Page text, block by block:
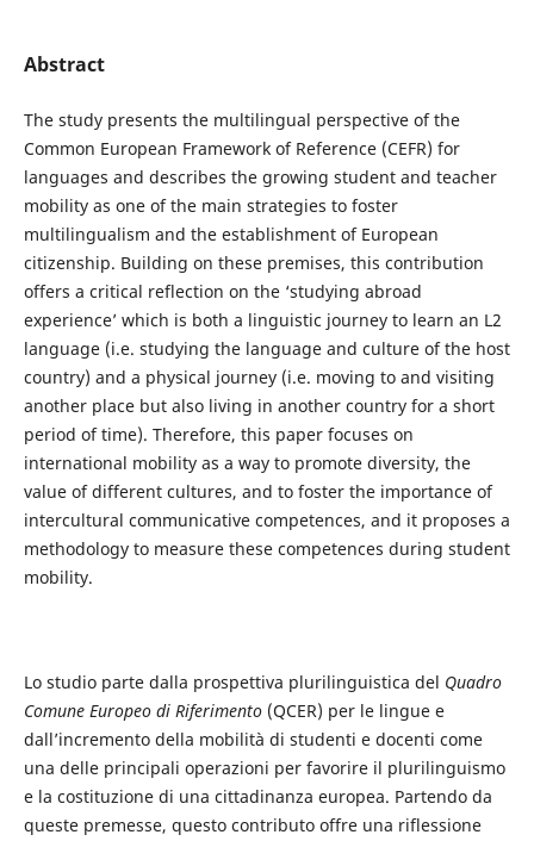
Abstract
The study presents the multilingual perspective of the
Common European Framework of Reference (CEFR) for
languages and describes the growing student and teacher
mobility as one of the main strategies to foster
multilingualism and the establishment of European
citizenship. Building on these premises, this contribution
offers a critical reflection on the ‘studying abroad
experience’ which is both a linguistic journey to learn an L2
language (i.e. studying the language and culture of the host
country) and a physical journey (i.e. moving to and visiting
another place but also living in another country for a short
period of time). Therefore, this paper focuses on
international mobility as a way to promote diversity, the
value of different cultures, and to foster the importance of
intercultural communicative competences, and it proposes a
methodology to measure these competences during student
mobility.
Lo studio parte dalla prospettiva plurilinguistica del Quadro
Comune Europeo di Riferimento(QCER) per le lingue e
dall’incremento della mobilità di studenti e docenti come
una delle principali operazioni per favorire il plurilinguismo
e la costituzione di una cittadinanza europea. Partendo da
queste premesse, questo contributo offre una riflessione